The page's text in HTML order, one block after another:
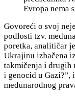
Evropa nema
Govoreći o svoj
podlosti tzv.
poretka, analitičar
Ukrajinu izbačena
takmičenja i drugih
i genocid u Gazi?”,
međunarodnog